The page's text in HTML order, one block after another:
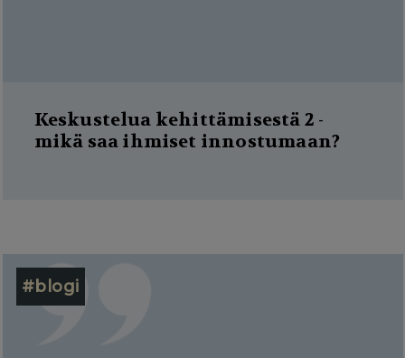
Keskustelua kehittämisestä 2 -
mikä saa ihmiset innostumaan?
#blogi